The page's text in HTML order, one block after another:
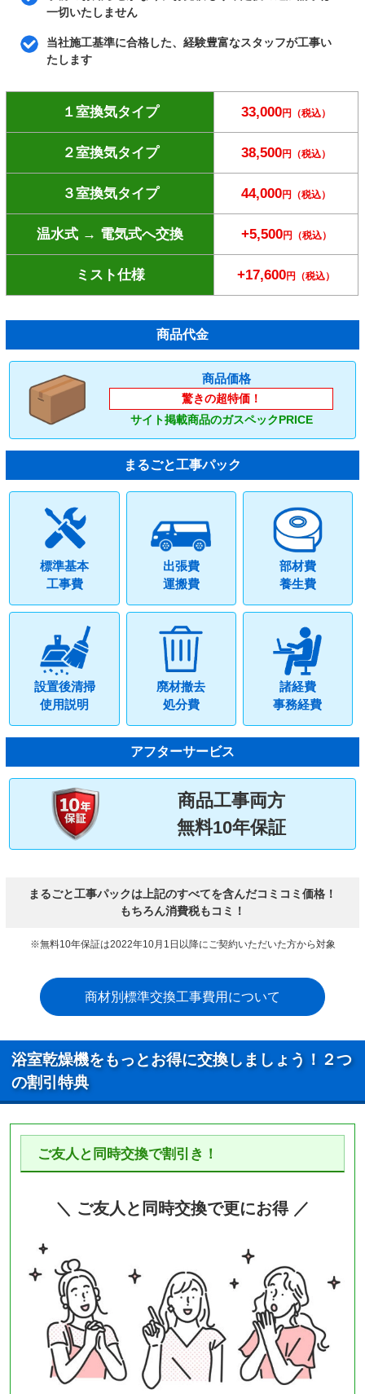
一切いたしません
当社施工基準に合格した、経験豊富なスタッフが工事い
たします
１室換気タイプ 33,000円（税込）
２室換気タイプ 38,500円（税込）
３室換気タイプ 44,000円（税込）
温水式 → 電気式へ交換 +5,500円（税込）
ミスト仕様 +17,600円（税込）
商品代金
商品価格
驚きの超特価！
サイト掲載商品のガスペックPRICE
まるごと工事パック
標準基本
工事費
出張費
運搬費
部材費
養生費
設置後清掃
使用説明
廃材撤去
処分費
諸経費
事務経費
アフターサービス
商品工事両方
無料10年保証
まるごと工事パックは上記のすべてを含んだコミコミ価格！
もちろん消費税もコミ！
※無料10年保証は2022年10月1日以降にご契約いただいた方から対象
商材別標準交換工事費用について
浴室乾燥機をもっとお得に交換しましょう！２つ
の割引特典
ご友人と同時交換で割引き！
＼ ご友人と同時交換で更にお得 ／